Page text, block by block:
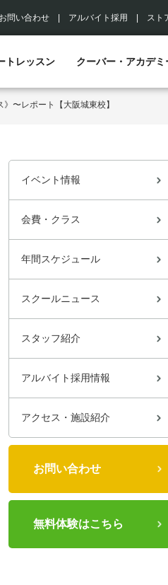
問い合わせ アルバイト採用 スト
トレッスン クーバー・アカデミ
〜レポート【大阪城東校】
イベント情報
会費・クラス
年間スケジュール
スクールニュース
スタッフ紹介
アルバイト採用情報
アクセス・施設紹介
お問い合わせ
無料体験はこちら